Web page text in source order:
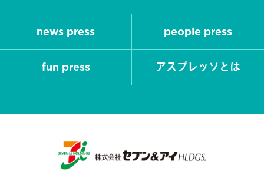
news press people press
fun press アスプレッソとは